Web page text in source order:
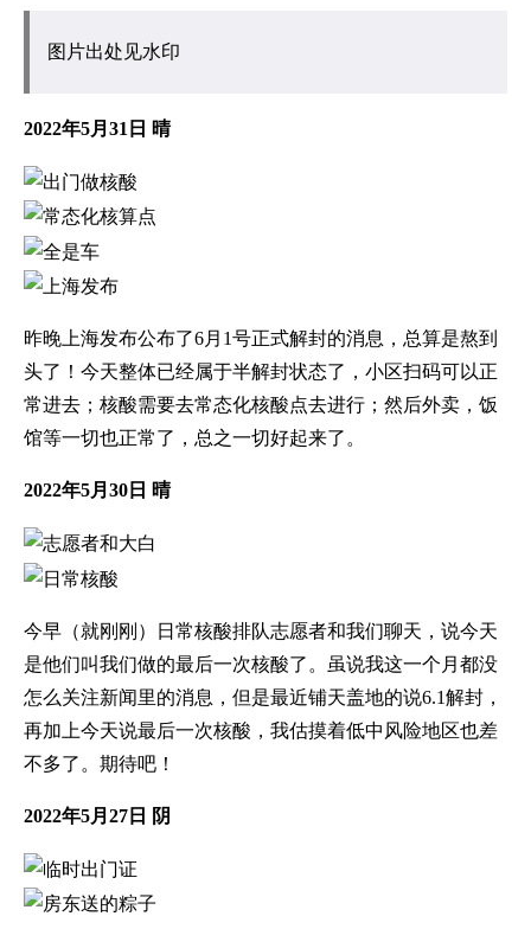
图片出处见水印
2022年5月31日 晴
昨晚上海发布公布了6月1号正式解封的消息，总算是熬到
头了！今天整体已经属于半解封状态了，小区扫码可以正
常进去；核酸需要去常态化核酸点去进行；然后外卖，饭
馆等一切也正常了，总之一切好起来了。
2022年5月30日 晴
今早（就刚刚）日常核酸排队志愿者和我们聊天，说今天
是他们叫我们做的最后一次核酸了。虽说我这一个月都没
怎么关注新闻里的消息，但是最近铺天盖地的说6.1解封，
再加上今天说最后一次核酸，我估摸着低中风险地区也差
不多了。期待吧！
2022年5月27日 阴